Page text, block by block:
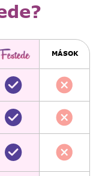
MÁSOK